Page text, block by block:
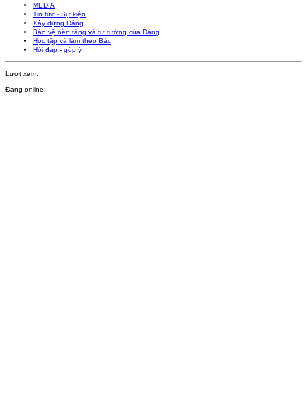
MEDIA
Tin tức - Sự kiện
Xây dựng Đảng
Bảo vệ nền tảng và tư tưởng của Đảng
Học tập và làm theo Bác
Hỏi đáp - góp ý
Lượt xem:
Đang online: